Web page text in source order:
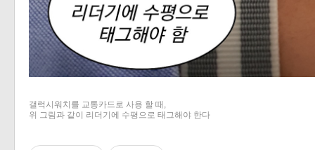
갤럭시워치를 교통카드로 사용 할 때,
위 그림과 같이 리더기에 수평으로 태그해야 한다